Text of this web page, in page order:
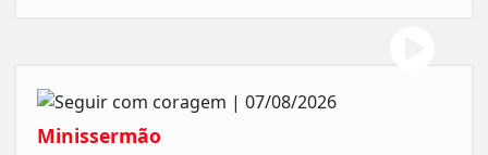
Minissermão